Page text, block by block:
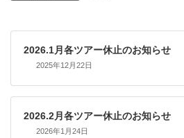
2026.1月各ツアー休止のお知らせ
2025年12月22日
2026.2月各ツアー休止のお知らせ
2026年1月24日